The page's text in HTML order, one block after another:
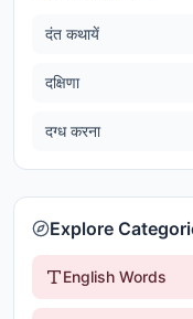
दंत कथायें
दक्षिणा
दग्ध करना
Explore
English Words